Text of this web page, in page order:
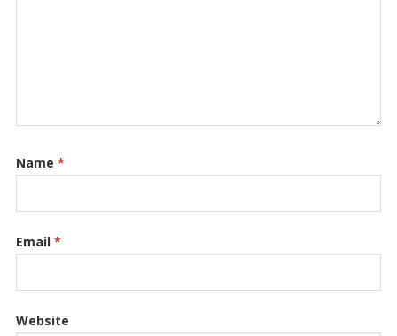
Name *
Email *
Website